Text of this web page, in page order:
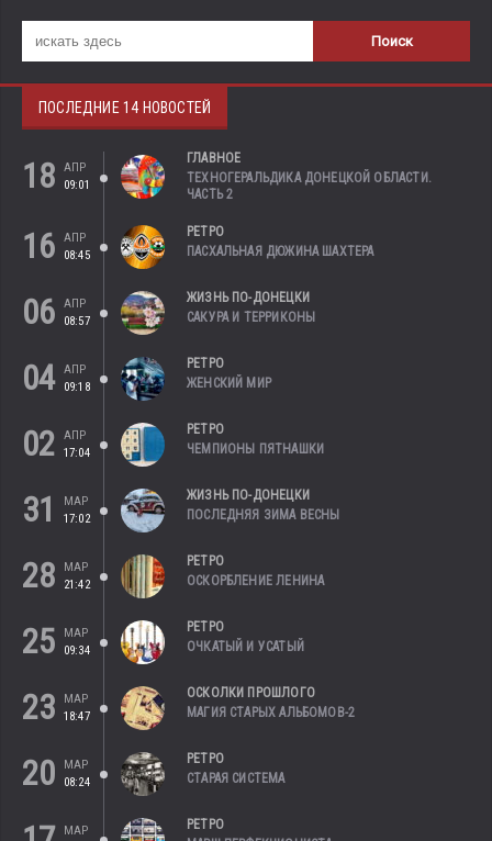
ПОСЛЕДНИЕ 14 НОВОСТЕЙ
18
АПР
09:01
ГЛАВНОЕ
ТЕХНОГЕРАЛЬДИКА ДОНЕЦКОЙ ОБЛАСТИ.
ЧАСТЬ 2
16
АПР
08:45
РЕТРО
ПАСХАЛЬНАЯ ДЮЖИНА ШАХТЕРА
06
АПР
08:57
ЖИЗНЬ ПО-ДОНЕЦКИ
САКУРА И ТЕРРИКОНЫ
04 АПР
09:18
РЕТРО
ЖЕНСКИЙ МИР
02
АПР
17:04
РЕТРО
ЧЕМПИОНЫ ПЯТНАШКИ
31
МАР
17:02
ЖИЗНЬ ПО-ДОНЕЦКИ
ПОСЛЕДНЯЯ ЗИМА ВЕСНЫ
28
МАР
21:42
РЕТРО
ОСКОРБЛЕНИЕ ЛЕНИНА
25
МАР
09:34
РЕТРО
ОЧКАТЫЙ И УСАТЫЙ
23
МАР
18:47
ОСКОЛКИ ПРОШЛОГО
МАГИЯ СТАРЫХ АЛЬБОМОВ-2
20
МАР
08:24
РЕТРО
СТАРАЯ СИСТЕМА
МАР
РЕТРО